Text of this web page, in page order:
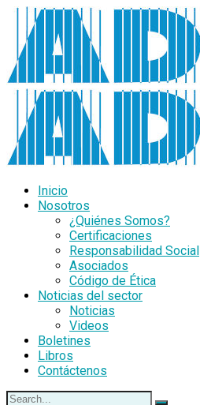
Inicio
Nosotros
¿Quiénes Somos?
Certificaciones
Responsabilidad Social
Asociados
Código de Ética
Noticias del sector
Noticias
Videos
Boletines
Libros
Contáctenos